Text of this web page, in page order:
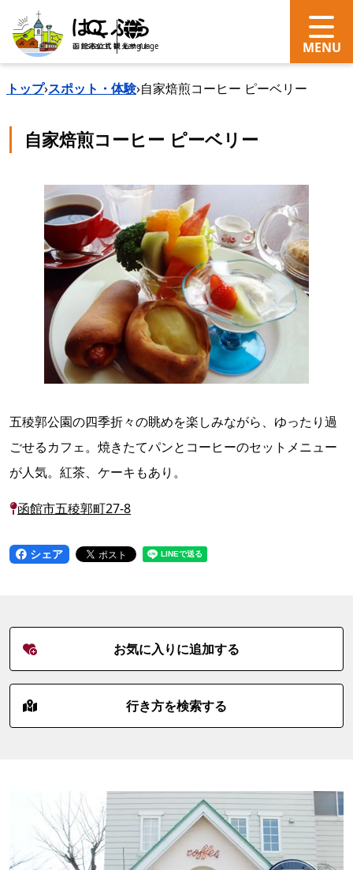
search Language
トップ›スポット・体験›自家焙煎コーヒー ピーベリー
自家焙煎コーヒー ピーベリー
五稜郭公園の四季折々の眺めを楽しみながら、ゆったり過
ごせるカフェ。焼きたてパンとコーヒーのセットメニュー
が人気。紅茶、ケーキもあり。
函館市五稜郭町27-8
シェア
お気に入りに追加する
行き方を検索する